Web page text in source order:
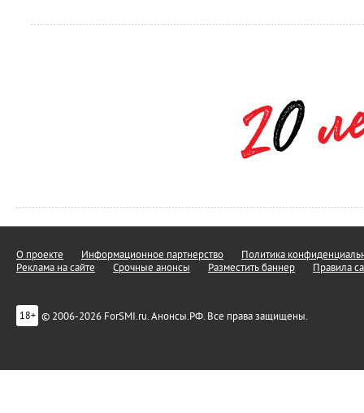
О проекте Информационное партнерство
Политика
Реклама на сайте
Срочные анонсы Разместить баннер Правила
18+ © 2006-2026 ForSMI.ru. Анонсы.РФ. Все права защищены.